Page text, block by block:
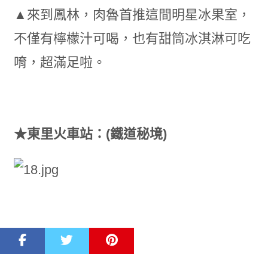
▲來到鳳林，肉魯首推這間明星冰果室，
不僅有檸檬汁可喝，也有甜筒冰淇淋可吃
唷，超滿足啦。
★東里火車站：(鐵道秘境)
▲花東鐵道上隱藏了一個迷人的車站叫做東里車站，遠遠